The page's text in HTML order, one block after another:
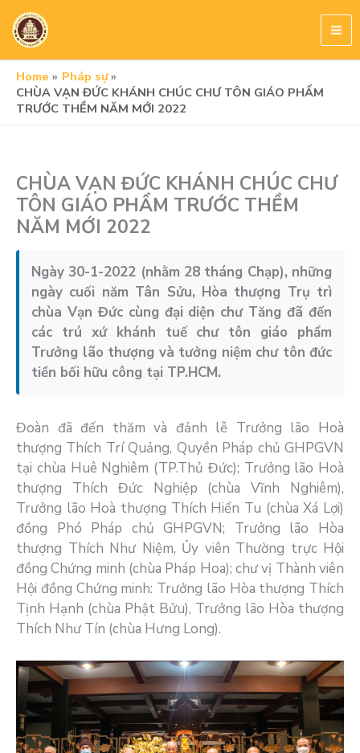
content
Home
Pháp sự
CHÙA VẠN ĐỨC KHÁNH CHÚC CHƯ TÔN GIÁO PHẨM
TRƯỚC THỀM NĂM MỚI 2022
CHÙA VẠN ĐỨC KHÁNH CHÚC CHƯ
TÔN GIÁO PHẨM TRƯỚC THỀM
NĂM MỚI 2022
Ngày 30-1-2022 (nhằm 28 tháng Chạp), những
ngày cuối năm Tân Sửu, Hòa thượng Trụ trì
chùa Vạn Đức cùng đại diện chư Tăng đã đến
các trú xứ khánh tuế chư tôn giáo phẩm
Trưởng lão thượng và tưởng niệm chư tôn đức
tiền bối hữu công tại TP.HCM.
Đoàn đã đến thăm và đảnh lễ Trưởng lão Hoà
thượng Thích Trí Quảng, Quyền Pháp chủ GHPGVN
tại chùa Huê Nghiêm (TP.Thủ Đức); Trưởng lão Hoà
thượng Thích Đức Nghiệp (chùa Vĩnh Nghiêm),
Trưởng lão Hoà thượng Thích Hiển Tu (chùa Xá Lợi)
đồng Phó Pháp chủ GHPGVN; Trưởng lão Hòa
thượng Thích Như Niệm, Ủy viên Thường trực Hội
đồng Chứng minh (chùa Pháp Hoa); chư vị Thành viên
Hội đồng Chứng minh: Trưởng lão Hòa thượng Thích
Tịnh Hạnh (chùa Phật Bửu), Trưởng lão Hòa thượng
Thích Như Tín (chùa Hưng Long).